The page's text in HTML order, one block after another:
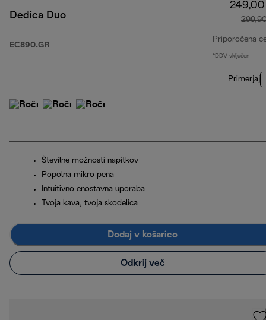
Dedica Duo
EC890.GR
Priporočena
*DDV vključen
Primerjaj
Številne možnosti napitkov
Popolna mikro pena
Intuitivno enostavna uporaba
Tvoja kava, tvoja skodelica
Dodaj v košarico
Odkrij več